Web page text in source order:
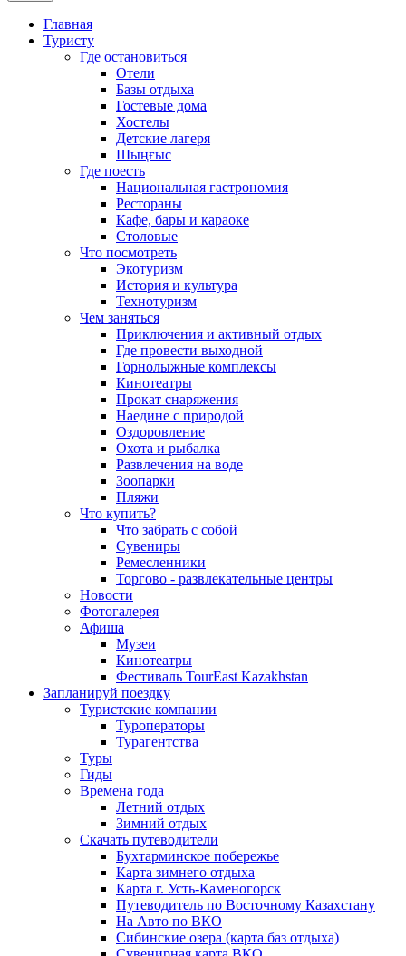
Главная
Туристу
Где остановиться
Отели
Базы отдыха
Гостевые дома
Хостелы
Детские лагеря
Шыңғыс
Где поесть
Национальная гастрономия
Рестораны
Кафе, бары и караоке
Столовые
Что посмотреть
Экотуризм
История и культура
Технотуризм
Чем заняться
Приключения и активный отдых
Где провести выходной
Горнолыжные комплексы
Кинотеатры
Прокат снаряжения
Наедине с природой
Оздоровление
Охота и рыбалка
Развлечения на воде
Зоопарки
Пляжи
Что купить?
Что забрать с собой
Сувениры
Ремесленники
Торгово - развлекательные центры
Новости
Фотогалерея
Афиша
Музеи
Кинотеатры
Фестиваль TourEast Kazakhstan
Запланируй поездку
Туристские компании
Туроператоры
Турагентства
Туры
Гиды
Времена года
Летний отдых
Зимний отдых
Скачать путеводители
Бухтарминское побережье
Карта зимнего отдыха
Карта г. Усть-Каменогорск
Путеводитель по Восточному Казахстану
На Авто по ВКО
Сибинские озера (карта баз отдыха)